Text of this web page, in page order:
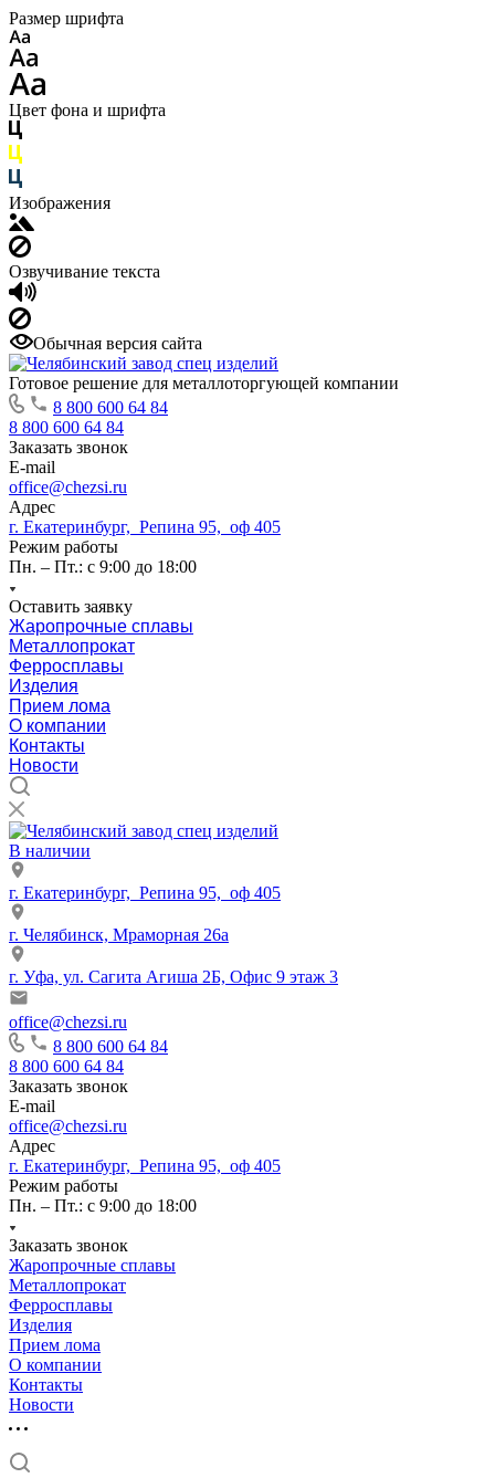
Размер шрифта
Цвет фона и шрифта
Изображения
Озвучивание текста
Обычная версия сайта
Готовое решение для металлоторгующей компании
8 800 600 64 84
8 800 600 64 84
Заказать звонок
E-mail
office@chezsi.ru
Адрес
г. Екатеринбург, Репина 95, оф 405
Режим работы
Пн. – Пт.: с 9:00 до 18:00
Оставить заявку
Жаропрочные сплавы
Металлопрокат
Ферросплавы
Изделия
Прием лома
О компании
Контакты
Новости
В наличии
г. Екатеринбург, Репина 95, оф 405
г. Челябинск, Мраморная 26а
г. Уфа, ул. Сагита Агиша 2Б, Офис 9 этаж 3
office@chezsi.ru
8 800 600 64 84
8 800 600 64 84
Заказать звонок
E-mail
office@chezsi.ru
Адрес
г. Екатеринбург, Репина 95, оф 405
Режим работы
Пн. – Пт.: с 9:00 до 18:00
Заказать звонок
Жаропрочные сплавы
Металлопрокат
Ферросплавы
Изделия
Прием лома
О компании
Контакты
Новости